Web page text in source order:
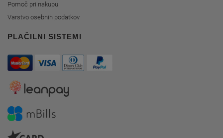
Pomoč pri nakupu
Varstvo osebnih podatkov
PLAČILNI SISTEMI